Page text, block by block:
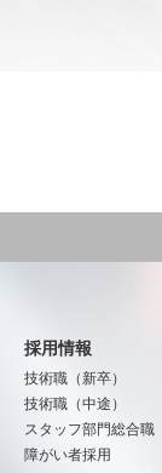
採用情報
技術職（新卒）
技術職（中途）
スタッフ部門総合職
障がい者採用